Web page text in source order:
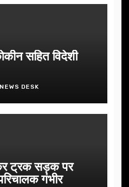
सहित विदेशी
NEWS DESK
ट्रक सड़क पर
गंभीर